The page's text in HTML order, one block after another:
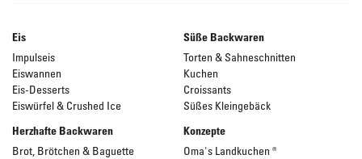
Eis
Impulseis
Eiswannen
Eis-Desserts
Eiswürfel & Crushed Ice
Süße Backwaren
Torten & Sahneschnitten
Kuchen
Croissants
Süßes Kleingebäck
Herzhafte Backwaren
Brot, Brötchen & Baguette
Konzepte
Oma's Landkuchen ®